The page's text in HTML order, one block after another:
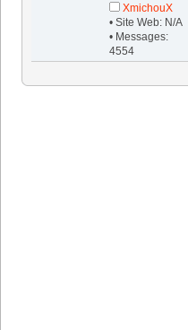
XmichouX
• Site Web: N/A
• Messages:
4554